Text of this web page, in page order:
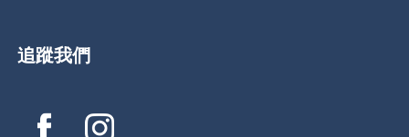
追蹤我們